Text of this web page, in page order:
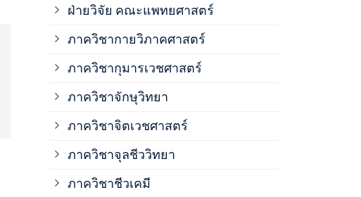
ฝ่ายวิจัย คณะแพทยศาสตร์
ภาควิชากายวิภาคศาสตร์
ภาควิชากุมารเวชศาสตร์
ภาควิชาจักษุวิทยา
ภาควิชาจิตเวชศาสตร์
ภาควิชาจุลชีววิทยา
ภาควิชาชีวเคมี